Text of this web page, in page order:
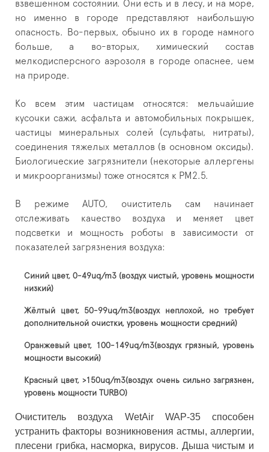
взвешенном состоянии. Они есть и в лесу, и на море,
но именно в городе представляют наибольшую
опасность. Во-первых, обычно их в городе намного
больше, а во-вторых, химический состав
мелкодисперсного аэрозоля в городе опаснее, чем
на природе.
Ко всем этим частицам относятся: мельчайшие
кусочки сажи, асфальта и автомобильных покрышек,
частицы минеральных солей (сульфаты, нитраты),
соединения тяжелых металлов (в основном оксиды).
Биологические загрязнители (некоторые аллергены
и микроорганизмы) тоже относятся к РМ2.5.
В режиме AUTO, очиститель сам начинает
отслеживать качество воздуха и меняет цвет
подсветки и мощность роботы в зависимости от
показателей загрязнения воздуха:
Синий цвет, 0-49uq/m3 (воздух чистый, уровень мощности
низкий)
Жёлтый цвет, 50-99uq/m3(воздух неплохой, но требует
дополнительной очистки, уровень мощности средний)
Оранжевый цвет, 100-149uq/m3(воздух грязный, уровень
мощности высокий)
Красный цвет, >150uq/m3(воздух очень сильно загрязнен,
уровень мощности TURBO)
Очиститель воздуха WetAir WAP-35 способен
устранить факторы возникновения астмы, аллергии,
плесени грибка, насморка, вирусов. Дыша чистым и